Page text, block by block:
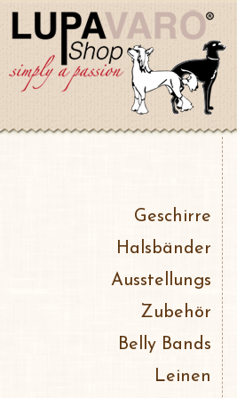
Geschirre
Halsbänder
Ausstellungs
Zubehör
Belly Bands
Leinen